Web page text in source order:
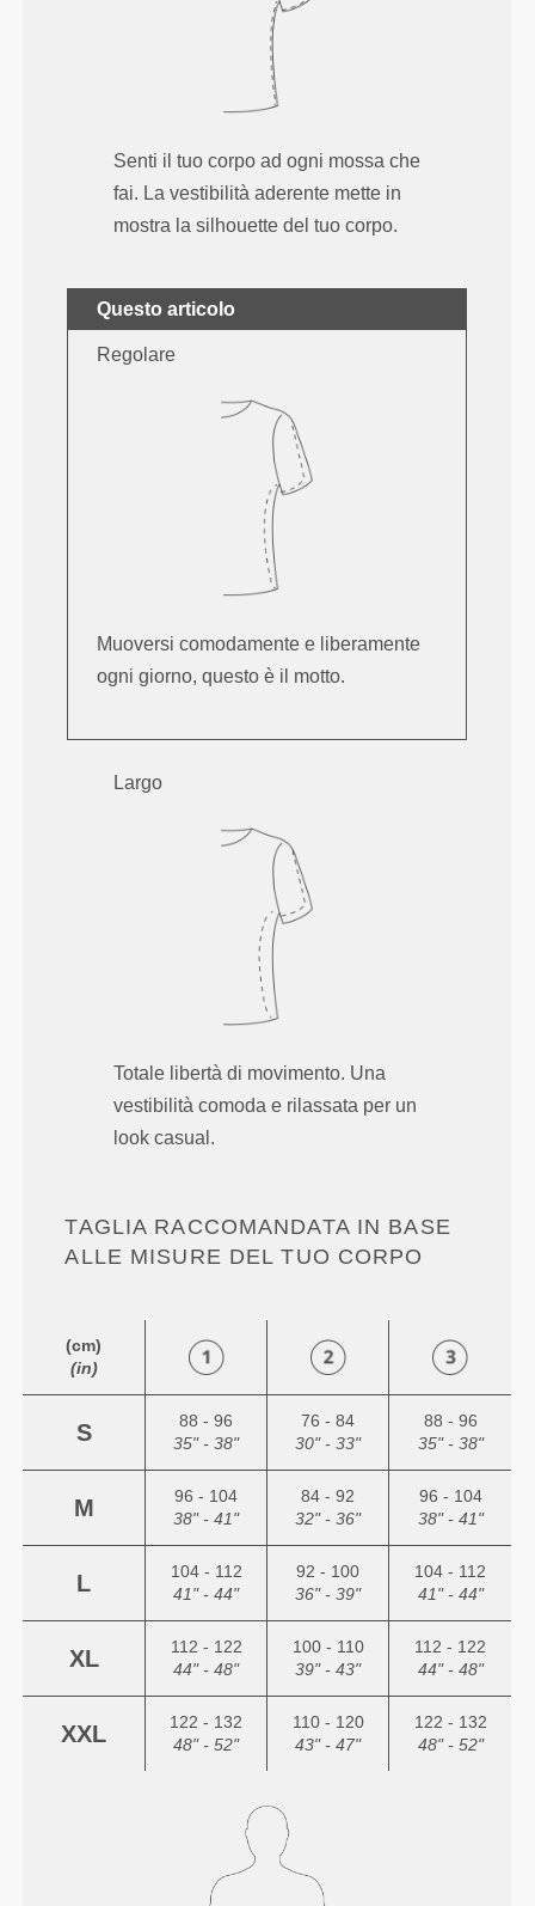
Senti il tuo corpo ad ogni mossa che
fai. La vestibilità aderente mette in
mostra la silhouette del tuo corpo.
Questo articolo
Regolare
Muoversi comodamente e liberamente
ogni giorno, questo è il motto.
Largo
Totale libertà di movimento. Una
vestibilità comoda e rilassata per un
look casual.
TAGLIA RACCOMANDATA IN BASE
ALLE MISURE DEL TUO CORPO
(cm)
(in)
S
88 - 96
35" - 38"
76 - 84
30" - 33"
88 - 96
35" - 38"
M
96 - 104
38" - 41"
84 - 92
32" - 36"
96 - 104
38" - 41"
L
104 - 112
41" - 44"
92 - 100
36" - 39"
104 - 112
41" - 44"
XL
112 - 122
44" - 48"
100 - 110
39" - 43"
112 - 122
44" - 48"
XXL
122 - 132
48" - 52"
110 - 120
43" - 47"
122 - 132
48" - 52"